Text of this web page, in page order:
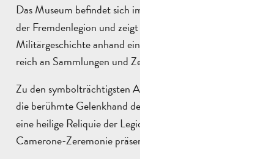
Das Museum befindet sich im Herzen des
der Fremdenlegion und zeigt fast zwei Jahrhunderte
Militärgeschichte anhand eines Dauerparcours, der
reich an Sammlungen und Zeugnissen ist.
Zu den symbolträchtigsten Ausstellungsstücken gehört
die berühmte Gelenkhand des
eine heilige Reliquie der Legion, die jedes Jahr bei der
Camerone-Zeremonie präsentiert wird.